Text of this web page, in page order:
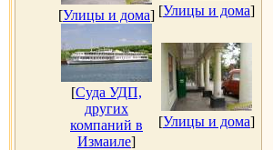
[Улицы и дома] [Улицы и дома]
[Суда УДП,
других
компаний в
Измаиле]
[Улицы и дома]